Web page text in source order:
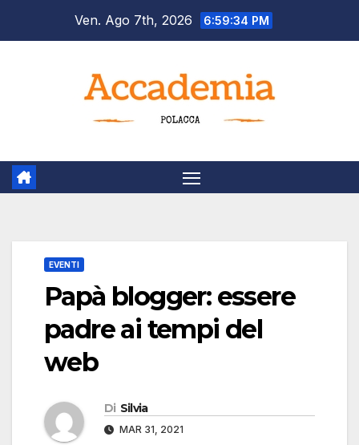
Ven. Ago 7th, 2026 6:59:35 PM
EVENTI
Papà blogger: essere
padre ai tempi del
web
Di Silvia
MAR 31, 2021